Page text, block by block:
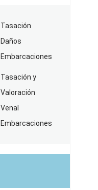
Tasación
Daños
Embarcaciones
Tasación y
Valoración
Venal
Embarcaciones